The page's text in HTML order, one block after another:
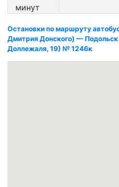
минут
Остановки по маршруту
Дмитрия Донского) —
Доллежаля, 19) № 1246к